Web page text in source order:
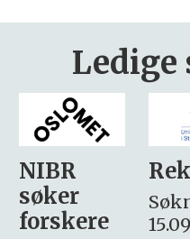
Rektor
Søknadsfrist:
15.09.2026